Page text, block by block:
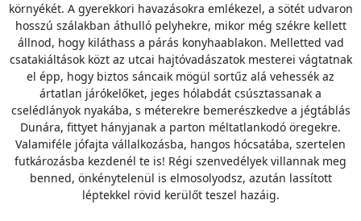
környékét. A gyerekkori havazásokra emlékezel, a sötét udvaron
hosszú szálakban áthulló pelyhekre, mikor még székre kellett
állnod, hogy kiláthass a párás konyhaablakon. Melletted vad
csatakiáltások közt az utcai hajtóvadászatok mesterei vágtatnak
el épp, hogy biztos sáncaik mögül sortűz alá vehessék az
ártatlan járókelőket, jeges hólabdát csúsztassanak a
cselédlányok nyakába, s méterekre bemerészkedve a jégtáblás
Dunára, fittyet hányjanak a parton méltatlankodó öregekre.
Valamiféle jófajta vállalkozásba, hangos hócsatába, szertelen
futkározásba kezdenél te is! Régi szenvedélyek villannak meg
benned, önkénytelenül is elmosolyodsz, azután lassított
léptekkel rövid kerülőt teszel hazáig.